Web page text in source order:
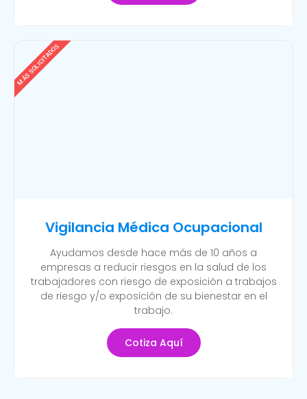
Vigilancia Médica Ocupacional
Ayudamos desde hace más de 10 años a
empresas a reducir riesgos en la salud de los
trabajadores con riesgo de exposición a trabajos
de riesgo y/o exposición de su bienestar en el
trabajo.
Cotiza Aquí
MÁS SOLICITADOS